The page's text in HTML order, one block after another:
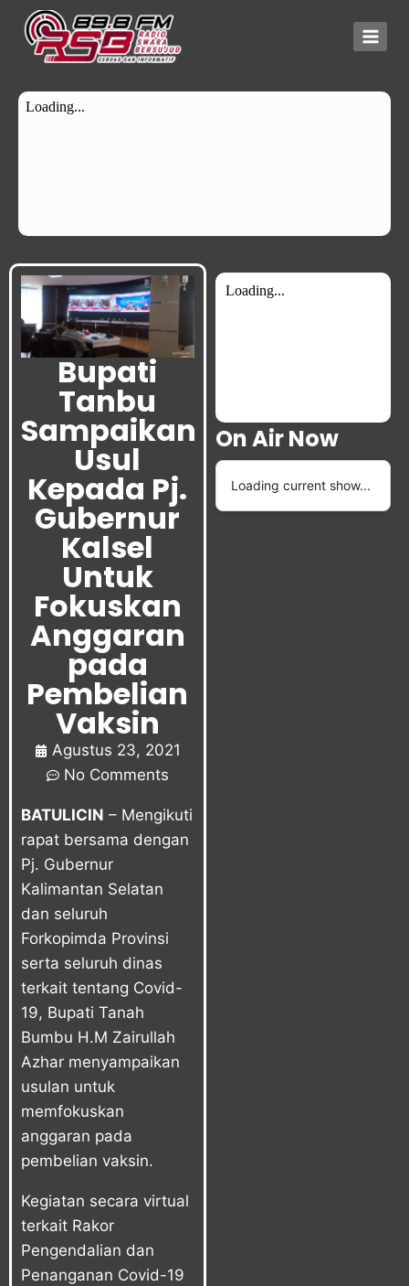
Bupati
Tanbu
Sampaikan
Usul
Kepada Pj.
Gubernur
Kalsel
Untuk
Fokuskan
Anggaran
pada
Pembelian
Vaksin
Agustus 23, 2021
No Comments
BATULICIN – Mengikuti
rapat bersama dengan
Pj. Gubernur
Kalimantan Selatan
dan seluruh
Forkopimda Provinsi
serta seluruh dinas
terkait tentang Covid-
19, Bupati Tanah
Bumbu H.M Zairullah
Azhar menyampaikan
usulan untuk
memfokuskan
anggaran pada
pembelian vaksin.
Kegiatan secara virtual
terkait Rakor
Pengendalian dan
Penanganan Covid-19
On Air Now
Loading current show...